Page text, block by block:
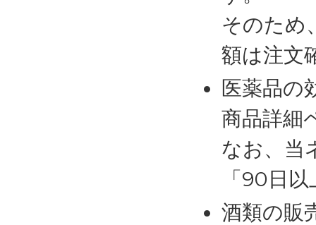
そのため
額は注文
医薬品の
商品詳細
なお、当
「90日
酒類の販